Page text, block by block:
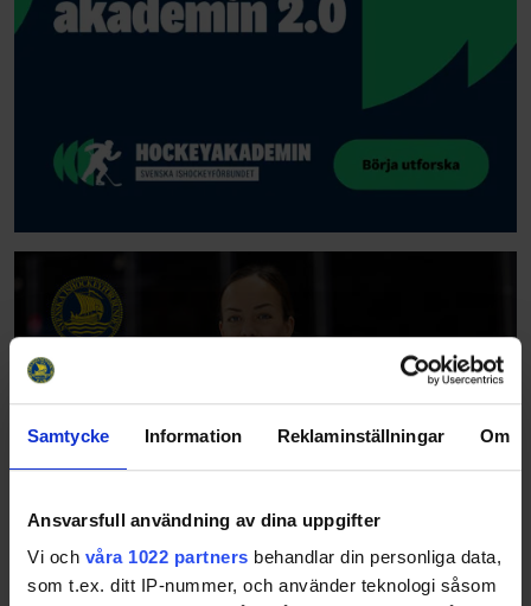
Samtycke Information Reklaminställningar Om
Ansvarsfull användning av dina uppgifter
Vi och våra 1022 partners behandlar din personliga data,
som t.ex. ditt IP-nummer, och använder teknologi såsom